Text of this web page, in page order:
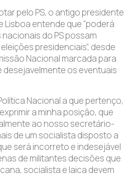
pelo PS, o antigo presidente
Lisboa entende que “poderá
do PS possam
presidenciais”, desde
Nacional marcada para
desejavelmente os eventuais
Nacional a que pertenço,
a minha posição, que
ao nosso secretário-
de um socialista disposto a
será incorreto e indesejável
de militantes decisões que
socialista e laica devem